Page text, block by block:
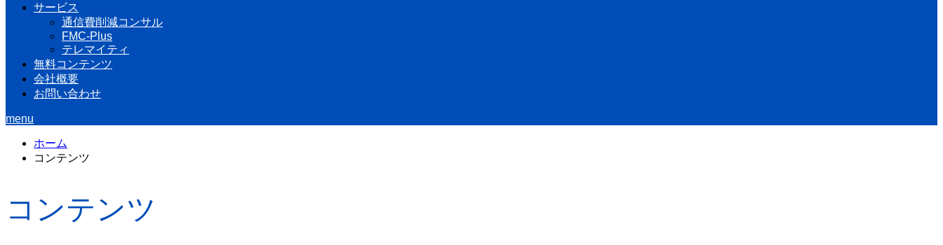
サービス
通信費削減コンサル
FMC-Plus
テレマイティ
無料コンテンツ
会社概要
お問い合わせ
menu
ホーム
コンテンツ
コンテンツ